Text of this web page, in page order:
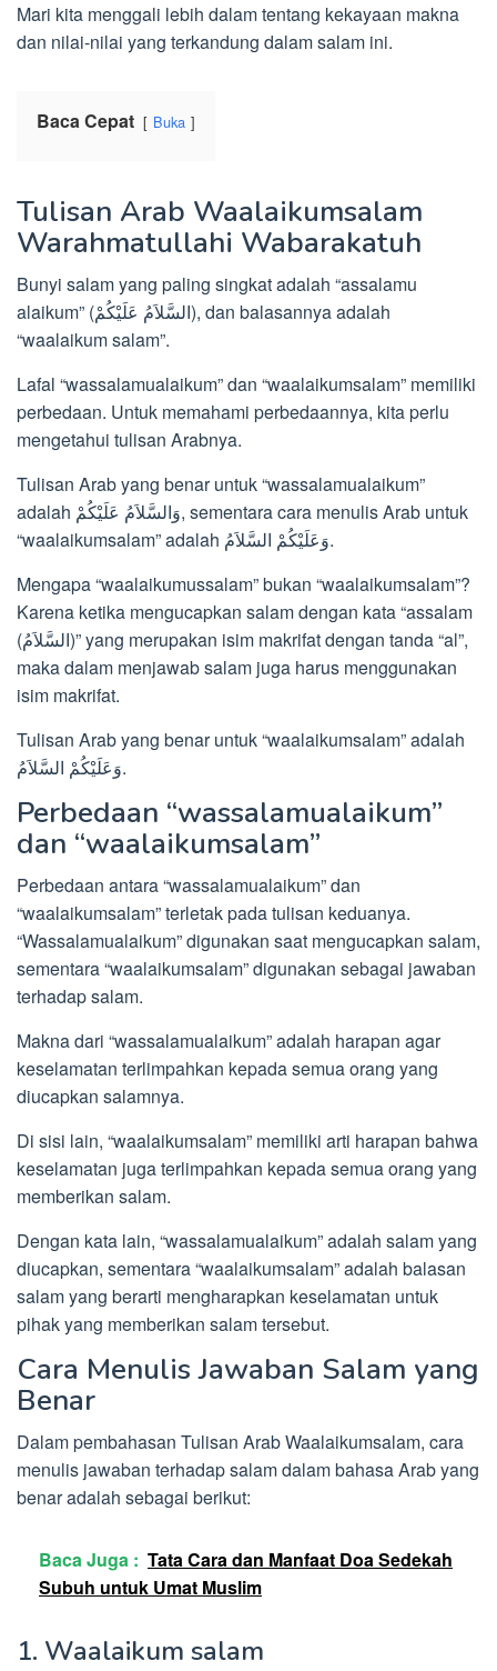
Mari kita menggali lebih dalam tentang kekayaan makna
dan nilai-nilai yang terkandung dalam salam ini.
Baca Cepat Buka
Tulisan Arab Waalaikumsalam
Warahmatullahi Wabarakatuh
Bunyi salam yang paling singkat adalah “assalamu
alaikum” (السَّلاَمُ عَلَيْكُمْ), dan balasannya adalah
“waalaikum salam”.
Lafal “wassalamualaikum” dan “waalaikumsalam” memiliki
perbedaan. Untuk memahami perbedaannya, kita perlu
mengetahui tulisan Arabnya.
Tulisan Arab yang benar untuk “wassalamualaikum”
adalah وَالسَّلاَمُ عَلَيْكُمْ, sementara cara menulis Arab untuk
“waalaikumsalam” adalah وَعَلَيْكُمْ السَّلاَمُ.
Mengapa “waalaikumussalam” bukan “waalaikumsalam”?
Karena ketika mengucapkan salam dengan kata “assalam
(السَّلاَمُ)” yang merupakan isim makrifat dengan tanda “al”,
maka dalam menjawab salam juga harus menggunakan
isim makrifat.
Tulisan Arab yang benar untuk “waalaikumsalam” adalah
وَعَلَيْكُمْ السَّلاَمُ.
Perbedaan “wassalamualaikum”
dan “waalaikumsalam”
Perbedaan antara “wassalamualaikum” dan
“waalaikumsalam” terletak pada tulisan keduanya.
“Wassalamualaikum” digunakan saat mengucapkan salam,
sementara “waalaikumsalam” digunakan sebagai jawaban
terhadap salam.
Makna dari “wassalamualaikum” adalah harapan agar
keselamatan terlimpahkan kepada semua orang yang
diucapkan salamnya.
Di sisi lain, “waalaikumsalam” memiliki arti harapan bahwa
keselamatan juga terlimpahkan kepada semua orang yang
memberikan salam.
Dengan kata lain, “wassalamualaikum” adalah salam yang
diucapkan, sementara “waalaikumsalam” adalah balasan
salam yang berarti mengharapkan keselamatan untuk
pihak yang memberikan salam tersebut.
Cara Menulis Jawaban Salam yang
Benar
Dalam pembahasan Tulisan Arab Waalaikumsalam, cara
menulis jawaban terhadap salam dalam bahasa Arab yang
benar adalah sebagai berikut:
Baca Juga : Tata Cara dan Manfaat Doa Sedekah
Subuh untuk Umat Muslim
1. Waalaikum salam